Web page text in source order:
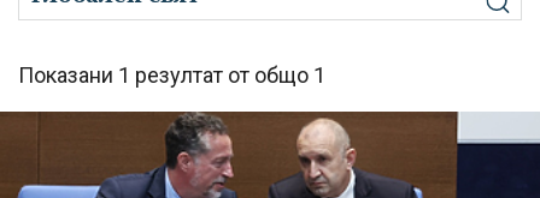
Показани 1 резултат от общо 1